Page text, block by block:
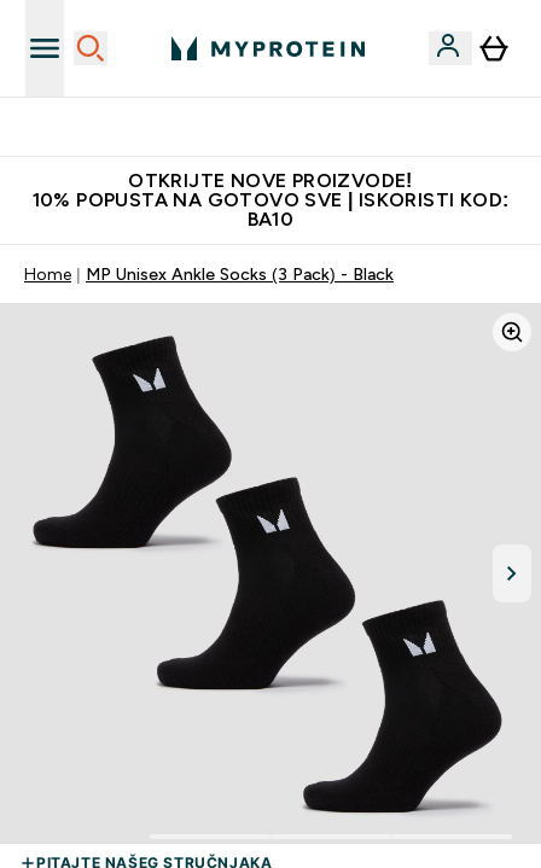
OTKRIJTE NOVE PROIZVODE!
10% POPUSTA NA GOTOVO SVE | ISKORISTI KOD:
BA10
Home MP Unisex Ankle Socks (3 Pack) - Black